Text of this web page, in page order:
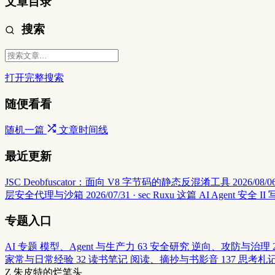
搜索
打开完整搜索
随便看看
随机一篇 文章时间线
最近更新
JSC Deobfuscator：面向 V8 字节码的静态反混淆工具 2026/08/
层安全代理与沙箱 2026/07/31 · sec Ruxu 这篇 AI Agent 安全 II
专题入口
AI 专题 模型、Agent 与生产力 63 安全研究 逆向、攻防与治理
家常与日常经验 32 读书笔记 阅读、摘抄与书影音 137 思考札
Z 朱皮特的烂笔头